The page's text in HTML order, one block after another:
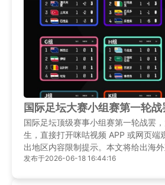
国际足坛大赛小组赛第一轮
国际足坛顶级赛事小组赛第一轮战罢
生，直接打开咪咕视频 APP 或网页端
出地区内容限制提示。本文将给出海
播的可行方案，帮助海外球迷同步收
发布于2026-06-18 16:44:16